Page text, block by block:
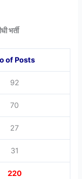
भर्ती
of Posts
92
70
27
31
220